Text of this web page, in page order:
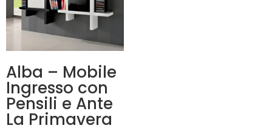
Alba – Mobile
Ingresso con
Pensili e Ante
La Primavera